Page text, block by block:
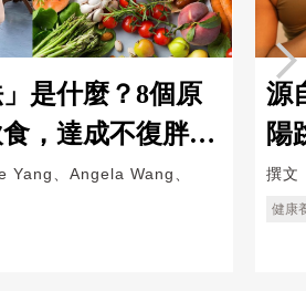
」是什麼？8個原
，達成不復胖的
Yang、Angela Wang、
源
陽
提
撰文
健康